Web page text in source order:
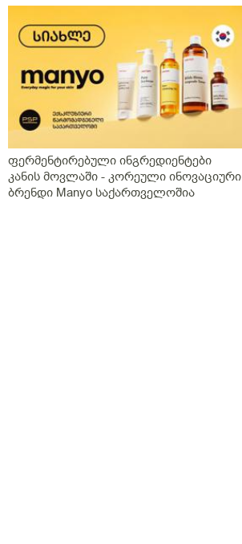
ფერმენტირებული ინგრედიენტები
კანის მოვლაში - კორეული ინოვაციური
ბრენდი Manyo საქართველოშია